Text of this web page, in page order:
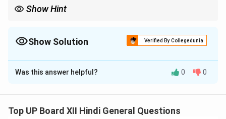
Show Hint
Show Solution Verified By Collegedunia
Solution and Explanation
गांधीजी के पाँच प्रमुख चारित्रिक गुण हैं:
3. सत्याग्रह की भावना
Was this answer helpful? 0 0
Top UP Board XII Hindi General Questions